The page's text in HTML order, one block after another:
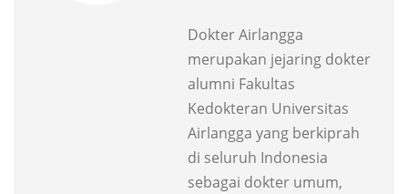
Dokter Airlangga
merupakan jejaring dokter
alumni Fakultas
Kedokteran Universitas
Airlangga yang berkiprah
di seluruh Indonesia
sebagai dokter umum,